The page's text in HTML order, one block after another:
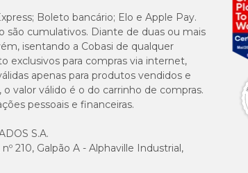
Boleto bancário; Elo e Apple Pay.
são cumulativos. Diante de duas ou mais
isentando a Cobasi de qualquer
exclusivos para compras via internet,
apenas para produtos vendidos e
valor válido é o do carrinho de compras.
pessoais e financeiras.
S.A.
210, Galpão A - Alphaville Industrial,